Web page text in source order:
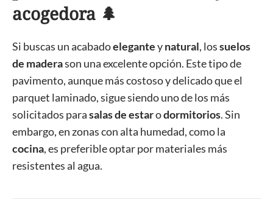
acogedora 🌲
Si buscas un acabadoeleganteynatural, lossuelos
de maderason una excelente opción. Este tipo de
pavimento, aunque más costoso y delicado que el
parquet laminado, sigue siendo uno de los más
solicitados parasalas de estarodormitorios. Sin
embargo, en zonas con alta humedad, como la
cocina, es preferible optar por materiales más
resistentes al agua.